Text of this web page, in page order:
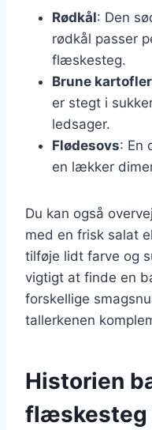
Rødkål: Den
rødkål passer
flæskesteg.
Brune kartofler
er stegt i
ledsager.
Flødesovs: En
en lækker
Du kan også
med en frisk salat
tilføje lidt farve og
vigtigt at finde en
forskellige
tallerkenen
Historien
flæskesteg